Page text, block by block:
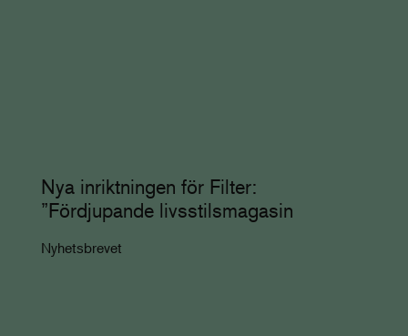
Nya inriktningen för Filter:
”Fördjupande livsstilsmagasin
Nyhetsbrevet